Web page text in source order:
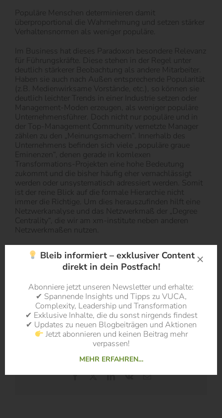
Populäre Menschen determinieren damit
überproportional die Wahrnehmung und setzen stärker
Verhaltensnormen als weniger populäre.
Im Business hat dieses Paradoxon besondere Relevanz
für Führungskräfte. Diese stehen in der Regel unter
deutlich stärkerer Beobachtung als andere Mitarbeiter.
Haben sie auch nach Außen entsprechende Popularität
(z.B. Medienwirksame Vorstände, etc.), so können sie
deutlich leichter Trends in einer Industrie setzen oder
Management-Moden erzeugen, als weniger populäre
Unternehmensführer. Doch nicht nur populäre und in
der Top-Management Community vernetzte Manager
zählen zu den „Meinungsmachern“. Innerhalb des
Unternehmens befinden sich viele „populäre graue
Eminenzen“, denen gerade in komlexen
Transformations-Projekten eine hohe Bedeutung
zukommt und die bisher häufig eher vernachlässigt
werden oder unsystematisch adressiert werden. Somit
ist der reine Blick auf die formale Hierarchie nicht
immer die Richtige. Um dies herauszufinden hilft eine
Netzwerkanalyse und das Netzwerkmaß der „Degree
Centrality“, die wir am xm-institute neben anderen
Netzwerkmaßen nutzen.
Quellen:
Feld, Scott L. (1991). “Why Your Friends Have More
Vol. 96 (6), pp. 1464–77.
Jackson, M.O. (2019). The Human Network: How we‘re
connected and why it matters. Atlantic Books, London.
Facebook
X LinkedIn
Vk
E-
Bleib informiert – exklusiver Content
direkt in dein Postfach!
Abonniere jetzt unseren Newsletter und erhalte:
✔ Spannende Insights und Tipps zu VUCA,
Complexity, Leadership und Transformation
✔ Exklusive Inhalte, die du sonst nirgends findest
✔ Updates zu neuen Blogbeiträgen und Aktionen
Jetzt abonnieren und keinen Beitrag mehr
verpassen!
MEHR ERFAHREN…